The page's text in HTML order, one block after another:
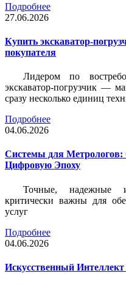
Подробнее
27.06.2026
Купить экскаватор-
покупателя
Лидером по
экскаватор-погрузчик —
сразу несколько единиц
Подробнее
04.06.2026
Системы для
Цифровую Эпоху
Точные, надежные
критически важны для
услуг
Подробнее
04.06.2026
Искусственный